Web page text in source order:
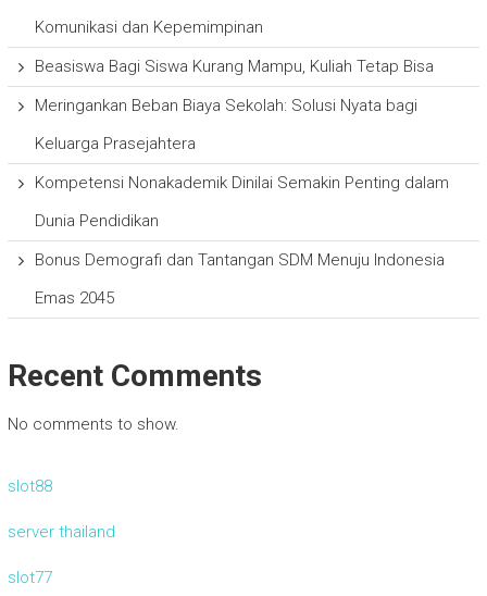
Komunikasi dan Kepemimpinan
Beasiswa Bagi Siswa Kurang Mampu, Kuliah Tetap Bisa
Meringankan Beban Biaya Sekolah: Solusi Nyata bagi
Keluarga Prasejahtera
Kompetensi Nonakademik Dinilai Semakin Penting dalam
Dunia Pendidikan
Bonus Demografi dan Tantangan SDM Menuju Indonesia
Emas 2045
Recent Comments
No comments to show.
slot88
server thailand
slot77